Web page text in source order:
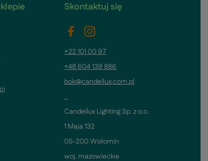
Skontaktuj się
+22 101 00 97
+48 604 139 886
bok@candellux.com.pl
_
Candellux Lighting Sp. z o.o.
1 Maja 132
05-200 Wołomin
woj. mazowieckie